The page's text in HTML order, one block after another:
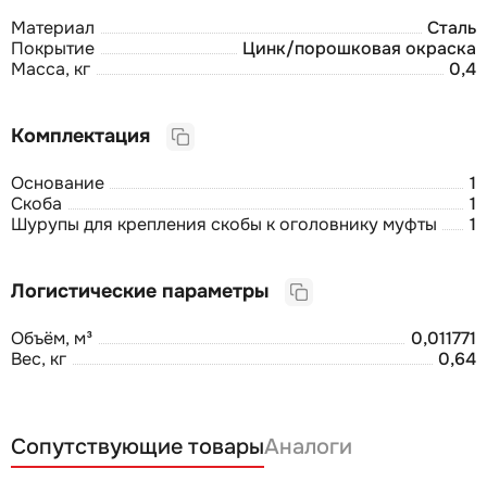
Материал
Сталь
Покрытие
Цинк/порошковая окраска
Масса, кг
0,4
Комплектация
Основание
1
Скоба
1
Шурупы для крепления скобы к оголовнику муфты
1
Логистические параметры
Объём, м³
0,011771
Вес, кг
0,64
Сопутствующие товарыАналоги